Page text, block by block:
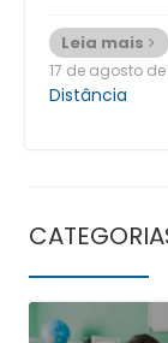
Leia mais
17 de agosto de
Distância